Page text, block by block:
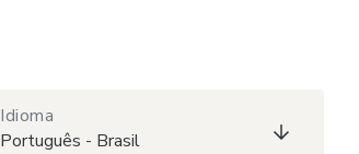
Idioma
Português - Brasil